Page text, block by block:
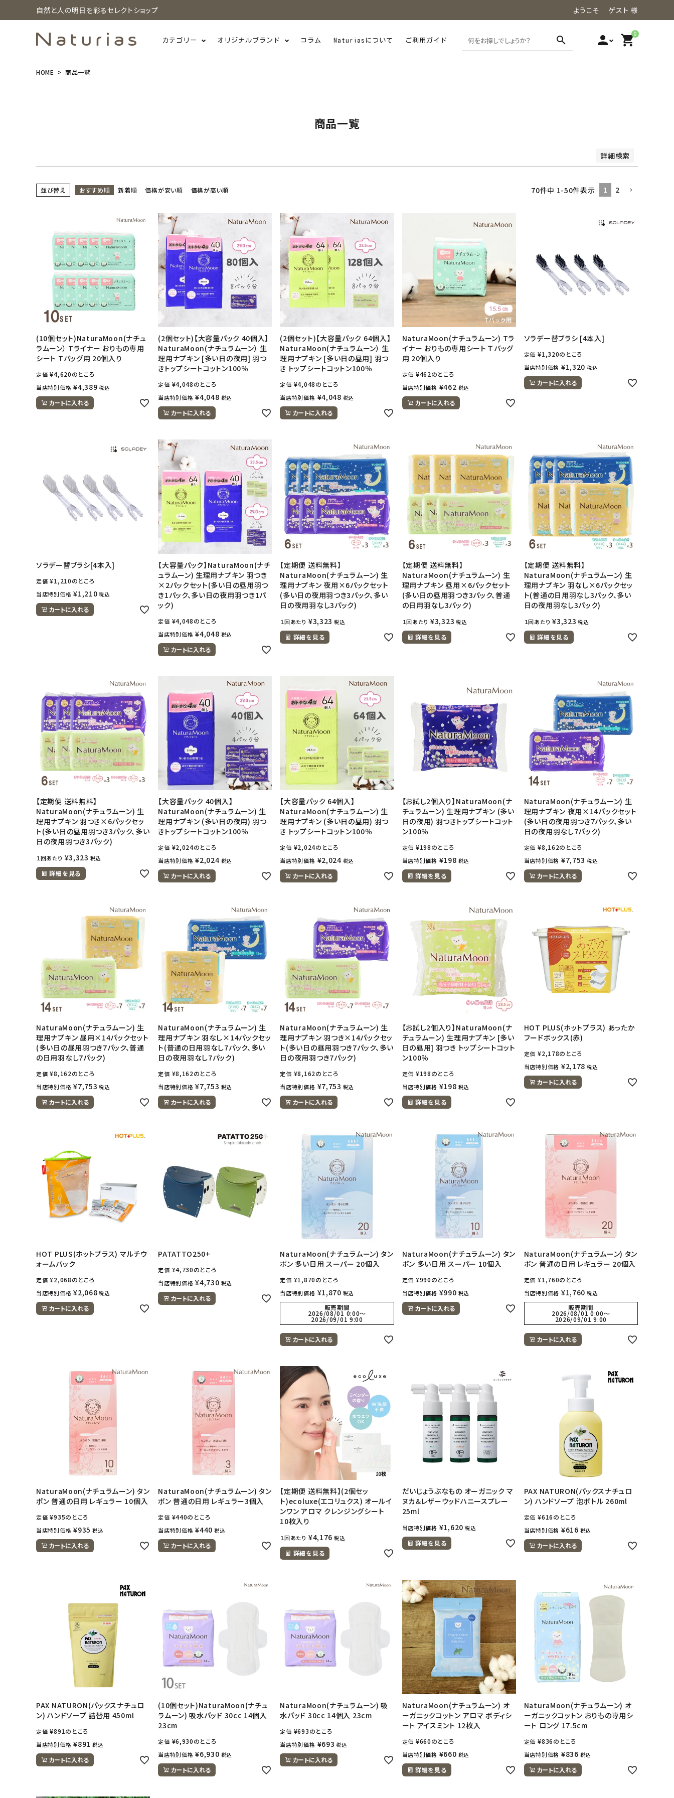
自然と人の明日を彩るセレクトショップ ようこそ ゲスト 様
カテゴリー オリジナルブランド コラム Naturiasについて ご利用ガイド search person 0
shopping_cart
カテゴリーから探す
美容・コスメ・香水
インナー・下着・ナイトウェア
キッズ・ベビー・マタニティ
キッチン用品
フード・ドリンク
ナチュラムーン
アルモニベルツ
person 会員登録
HOME 商品一覧
商品一覧
詳細検索
注目ワード
3Rの実践
並び順
価格が高い順 レビュー順
並び替え おすすめ順 新着順 価格が安い順 価格が高い順 70件中 1-50件表示 1 2
(10個セット)NaturaMoon(ナチュ
ラムーン） Tライナー おりもの専用
シート Tバッグ用 20個入り
定価 ¥4,620のところ
当店特別価格 ¥4,389 税込
カートに入れる
(2個セット)【大容量パック 40個入】
NaturaMoon(ナチュラムーン） 生
理用ナプキン [多い日の夜用] 羽つ
きトップシートコットン100％
定価 ¥4,048のところ
当店特別価格 ¥4,048 税込
カートに入れる
(2個セット)【大容量パック 64個入】
NaturaMoon(ナチュラムーン） 生
理用ナプキン [多い日の昼用] 羽つ
き トップシートコットン100％
定価 ¥4,048のところ
当店特別価格 ¥4,048 税込
カートに入れる
NaturaMoon(ナチュラムーン) Tラ
イナー おりもの専用シート Ｔバッグ
用 20個入り
定価 ¥462のところ
当店特別価格 ¥462 税込
カートに入れる
ソラデー替ブラシ [4本入]
定価 ¥1,320のところ
当店特別価格 ¥1,320 税込
カートに入れる
ソラデー替ブラシ[4本入]
定価 ¥1,210のところ
当店特別価格 ¥1,210 税込
カートに入れる
【大容量パック】NaturaMoon(ナチ
ュラムーン) 生理用ナプキン 羽つき
×2パックセット(多い日の昼用羽つ
き1パック、多い日の夜用羽つき1パ
ック)
定価 ¥4,048のところ
当店特別価格 ¥4,048 税込
カートに入れる
【定期便 送料無料】
NaturaMoon(ナチュラムーン) 生
理用ナプキン 夜用×6パックセット
(多い日の夜用羽つき3パック、多い
日の夜用羽なし3パック)
１回あたり ¥3,323 税込
詳細を見る
【定期便 送料無料】
NaturaMoon(ナチュラムーン) 生
理用ナプキン 昼用×6パックセット
(多い日の昼用羽つき3パック、普通
の日用羽なし3パック)
１回あたり ¥3,323 税込
詳細を見る
【定期便 送料無料】
NaturaMoon(ナチュラムーン) 生
理用ナプキン 羽なし×6パックセッ
ト(普通の日用羽なし3パック、多い
日の夜用羽なし3パック)
１回あたり ¥3,323 税込
詳細を見る
【定期便 送料無料】
NaturaMoon(ナチュラムーン) 生
理用ナプキン 羽つき×6パックセッ
ト(多い日の昼用羽つき3パック、多い
日の夜用羽つき3パック)
１回あたり ¥3,323 税込
詳細を見る
【大容量パック 40個入】
NaturaMoon(ナチュラムーン) 生
理用ナプキン (多い日の夜用) 羽つ
きトップシートコットン100％
定価 ¥2,024のところ
当店特別価格 ¥2,024 税込
カートに入れる
【大容量パック 64個入】
NaturaMoon(ナチュラムーン) 生
理用ナプキン (多い日の昼用) 羽つ
き トップシートコットン100％
定価 ¥2,024のところ
当店特別価格 ¥2,024 税込
カートに入れる
【お試し2個入り】NaturaMoon(ナ
チュラムーン) 生理用ナプキン (多い
日の夜用) 羽つきトップシートコット
ン100％
定価 ¥198のところ
当店特別価格 ¥198 税込
詳細を見る
NaturaMoon(ナチュラムーン) 生
理用ナプキン 夜用×14パックセット
(多い日の夜用羽つき7パック、多い
日の夜用羽なし7パック)
定価 ¥8,162のところ
当店特別価格 ¥7,753 税込
カートに入れる
NaturaMoon(ナチュラムーン) 生
理用ナプキン 昼用×14パックセット
(多い日の昼用羽つき7パック、普通
の日用羽なし7パック)
定価 ¥8,162のところ
当店特別価格 ¥7,753 税込
カートに入れる
NaturaMoon(ナチュラムーン) 生
理用ナプキン 羽なし×14パックセッ
ト(普通の日用羽なし7パック、多い
日の夜用羽なし7パック)
定価 ¥8,162のところ
当店特別価格 ¥7,753 税込
カートに入れる
NaturaMoon(ナチュラムーン) 生
理用ナプキン 羽つき×14パックセッ
ト(多い日の昼用羽つき7パック、多い
日の夜用羽つき7パック)
定価 ¥8,162のところ
当店特別価格 ¥7,753 税込
カートに入れる
【お試し2個入り】NaturaMoon(ナ
チュラムーン) 生理用ナプキン [多い
日の昼用] 羽つき トップシートコット
ン100％
定価 ¥198のところ
当店特別価格 ¥198 税込
詳細を見る
HOT PLUS(ホットプラス) あったか
フードボックス(赤)
定価 ¥2,178のところ
当店特別価格 ¥2,178 税込
カートに入れる
HOT PLUS(ホットプラス) マルチウ
ォームバック
定価 ¥2,068のところ
当店特別価格 ¥2,068 税込
カートに入れる
PATATTO250+
定価 ¥4,730のところ
当店特別価格 ¥4,730 税込
カートに入れる
NaturaMoon(ナチュラムーン) タン
ポン 多い日用 スーパー 20個入
定価 ¥1,870のところ
当店特別価格 ¥1,870 税込
販売期間
2026/08/01 0:00〜
2026/09/01 9:00
カートに入れる
NaturaMoon(ナチュラムーン) タン
ポン 多い日用 スーパー 10個入
定価 ¥990のところ
当店特別価格 ¥990 税込
カートに入れる
NaturaMoon(ナチュラムーン) タン
ポン 普通の日用 レギュラー 20個入
定価 ¥1,760のところ
当店特別価格 ¥1,760 税込
販売期間
2026/08/01 0:00〜
2026/09/01 9:00
カートに入れる
NaturaMoon(ナチュラムーン) タン
ポン 普通の日用 レギュラー 10個入
定価 ¥935のところ
当店特別価格 ¥935 税込
カートに入れる
NaturaMoon(ナチュラムーン) タン
ポン 普通の日用 レギュラー3個入
定価 ¥440のところ
当店特別価格 ¥440 税込
カートに入れる
【定期便 送料無料】(2個セッ
ト)ecoluxe(エコリュクス) オールイ
ンワン アロマ クレンジングシート
10枚入り
１回あたり ¥4,176 税込
詳細を見る
だいじょうぶなもの オーガニック マ
ヌカ＆レザーウッドハニースプレー
25ml
当店特別価格 ¥1,620 税込
詳細を見る
PAX NATURON(パックスナチュロ
ン) ハンドソープ 泡ボトル 260ml
定価 ¥616のところ
当店特別価格 ¥616 税込
カートに入れる
PAX NATURON(パックスナチュロ
ン) ハンドソープ 詰替用 450ml
定価 ¥891のところ
当店特別価格 ¥891 税込
カートに入れる
(10個セット)NaturaMoon(ナチュ
ラムーン) 吸水パッド 30cc 14個入
23cm
定価 ¥6,930のところ
当店特別価格 ¥6,930 税込
カートに入れる
NaturaMoon(ナチュラムーン) 吸
水パッド 30cc 14個入 23cm
定価 ¥693のところ
当店特別価格 ¥693 税込
カートに入れる
NaturaMoon(ナチュラムーン) オ
ーガニックコットン アロマ ボディシ
ート アイスミント 12枚入
定価 ¥660のところ
当店特別価格 ¥660 税込
詳細を見る
NaturaMoon(ナチュラムーン) オ
ーガニックコットン おりもの専用シ
ート ロング 17.5cm
定価 ¥836のところ
当店特別価格 ¥836 税込
カートに入れる